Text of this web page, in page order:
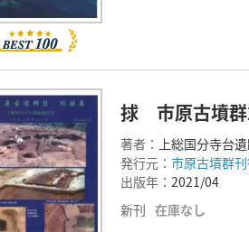
捄 市原古墳
著者： 上総国分寺台
発行元： 市原古墳群
出版年： 2021/04
新刊 在庫なし